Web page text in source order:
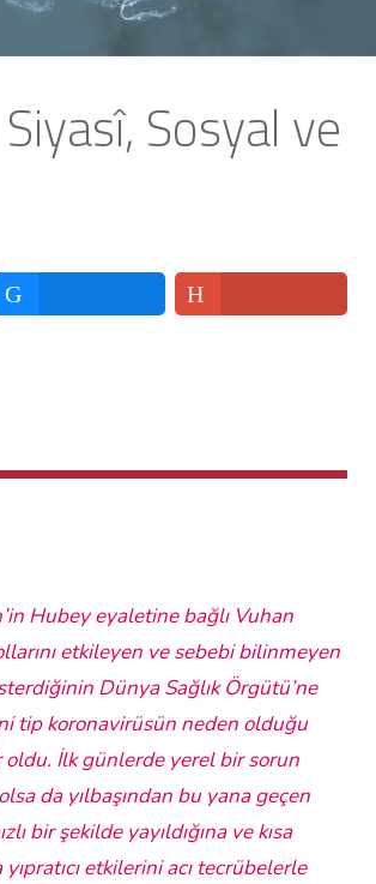
Sosyal ve
Hubey eyaletine bağlı Vuhan
etkileyen ve sebebi bilinmeyen
Dünya Sağlık Örgütü’ne
tip koronavirüsün neden olduğu
oldu. İlk günlerde yerel bir sorun
da yılbaşından bu yana geçen
bir şekilde yayıldığına ve kısa
etkilerini acı tecrübelerle